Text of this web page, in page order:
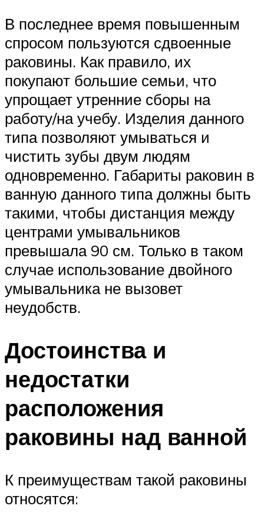
В последнее время повышенным
спросом пользуются сдвоенные
раковины. Как правило, их
покупают большие семьи, что
упрощает утренние сборы на
работу/на учебу. Изделия данного
типа позволяют умываться и
чистить зубы двум людям
одновременно. Габариты раковин в
ванную данного типа должны быть
такими, чтобы дистанция между
центрами умывальников
превышала 90 см. Только в таком
случае использование двойного
умывальника не вызовет
неудобств.
Достоинства и
недостатки
расположения
раковины над ванной
К преимуществам такой раковины
относятся: